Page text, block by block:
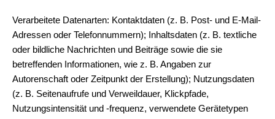
Verarbeitete Datenarten: Kontaktdaten (z. B. Post- und E-Mail-
Adressen oder Telefonnummern); Inhaltsdaten (z. B. textliche
oder bildliche Nachrichten und Beiträge sowie die sie
betreffenden Informationen, wie z. B. Angaben zur
Autorenschaft oder Zeitpunkt der Erstellung); Nutzungsdaten
(z. B. Seitenaufrufe und Verweildauer, Klickpfade,
Nutzungsintensität und -frequenz, verwendete Gerätetypen